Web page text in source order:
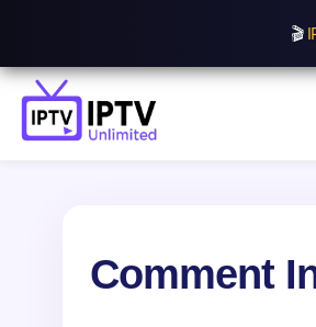
🎬
Comment